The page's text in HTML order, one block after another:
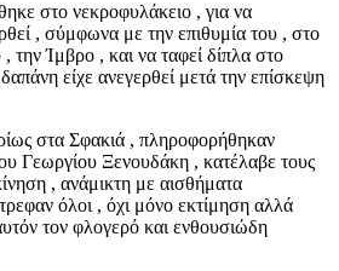
στο νεκροφυλάκειο , για να
, σύμφωνα με την επιθυμία του , στο
την Ίμβρο , και να ταφεί δίπλα στο
είχε ανεγερθεί μετά την επίσκεψη
στα Σφακιά , πληροφορήθηκαν
Γεωργίου Ξενουδάκη , κατέλαβε τους
, ανάμικτη με αισθήματα
όλοι , όχι μόνο εκτίμηση αλλά
τον φλογερό και ενθουσιώδη